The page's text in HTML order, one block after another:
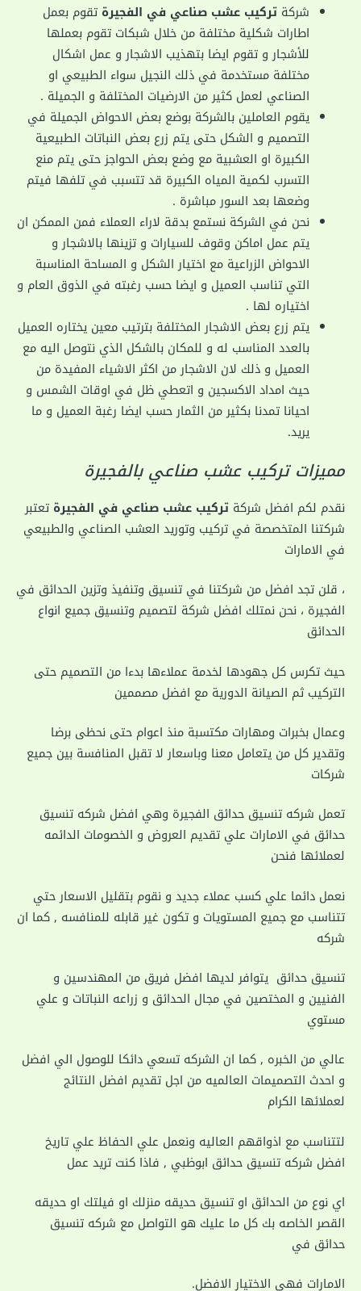
شركة تركيب عشب صناعي في الفجيرة تقوم بعمل
اطارات شكلية مختلفة من خلال شبكات تقوم بعملها
للأشجار و تقوم ايضا بتهذيب الاشجار و عمل اشكال
مختلفة مستخدمة في ذلك النجيل سواء الطبيعي او
الصناعي لعمل كثير من الارضيات المختلفة و الجميلة .
يقوم العاملين بالشركة بوضع بعض الاحواض الجميلة في
التصميم و الشكل حتى يتم زرع بعض النباتات الطبيعية
الكبيرة او العشبية مع وضع بعض الحواجز حتى يتم منع
التسرب لكمية المياه الكبيرة قد تتسبب في تلفها فيتم
وضعها بعد السور مباشرة .
نحن في الشركة نستمع بدقة لاراء العملاء فمن الممكن ان
يتم عمل اماكن وقوف للسيارات و تزينها بالاشجار و
الاحواض الزراعية مع اختيار الشكل و المساحة المناسبة
التي تناسب العميل و ايضا حسب رغبته في الذوق العام و
اختياره لها .
يتم زرع بعض الاشجار المختلفة بترتيب معين يختاره العميل
بالعدد المناسب له و للمكان بالشكل الذي نتوصل اليه مع
العميل و ذلك لان الاشجار من اكثر الاشياء المفيدة من
حيث امداد الاكسجين و اتعطي ظل في اوقات الشمس و
احيانا تمدنا بكثير من الثمار حسب ايضا رغبة العميل و ما
يريد.
مميزات تركيب عشب صناعي بالفجيرة
نقدم لكم افضل شركة تركيب عشب صناعي في الفجيرة تعتبر
شركتنا المتخصصة في تركيب وتوريد العشب الصناعي والطبيعي
في الامارات
، قلن تجد افضل من شركتنا في تنسيق وتنفيذ وتزين الحدائق في
الفجيرة ، نحن نمتلك افضل شركة لتصميم وتنسيق جميع انواع
الحدائق
حيث تكرس كل جهودها لخدمة عملاءها بدءا من التصميم حتى
التركيب ثم الصيانة الدورية مع افضل مصممين
وعمال بخبرات ومهارات مكتسبة منذ اعوام حتى نحظى برضا
وتقدير كل من يتعامل معنا وباسعار لا تقبل المنافسة بين جميع
شركات
تعمل شركه تنسيق حدائق الفجيرة وهي افضل شركه تنسيق
حدائق في الامارات علي تقديم العروض و الخصومات الدائمه
لعملائها فنحن
نعمل دائما علي كسب عملاء جديد و نقوم بتقليل الاسعار حتي
تتناسب مع جميع المستويات و تكون غير قابله للمنافسه , كما ان
شركه
تنسيق حدائق يتوافر لديها افضل فريق من المهندسين و
الفنيين و المختصين في مجال الحدائق و زراعه النباتات و علي
مستوي
عالي من الخبره , كما ان الشركه تسعي دائكا للوصول الي افضل
و احدث التصميمات العالميه من اجل تقديم افضل النتائج
لعملائها الكرام
لتتناسب مع اذواقهم العاليه ونعمل علي الحفاظ علي تاريخ
افضل شركه تنسيق حدائق ابوظبي , فاذا كنت تريد عمل
اي نوع من الحدائق او تنسيق حديقه منزلك او فيلتك او حديقه
القصر الخاصه بك كل ما عليك هو التواصل مع شركه تنسيق
حدائق في
الامارات فهي الاختيار الافضل.